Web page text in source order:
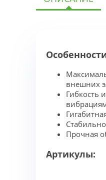
внешних
Гибкость
Прочная
Артикулы: